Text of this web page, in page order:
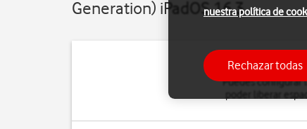
Generation) iPadOS 16.3
Puedes configurar
poder liberar
nuestra política de
Rechazar todas